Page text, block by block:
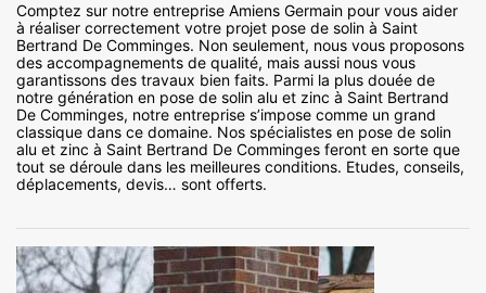
Comptez sur notre entreprise Amiens Germain pour vous aider
à réaliser correctement votre projet pose de solin à Saint
Bertrand De Comminges. Non seulement, nous vous proposons
des accompagnements de qualité, mais aussi nous vous
garantissons des travaux bien faits. Parmi la plus douée de
notre génération en pose de solin alu et zinc à Saint Bertrand
De Comminges, notre entreprise s’impose comme un grand
classique dans ce domaine. Nos spécialistes en pose de solin
alu et zinc à Saint Bertrand De Comminges feront en sorte que
tout se déroule dans les meilleures conditions. Etudes, conseils,
déplacements, devis… sont offerts.